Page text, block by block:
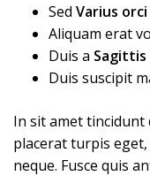
Sed Varius
Aliquam erat
Duis a Sagittis
Duis suscipit
In sit amet tincidunt
placerat turpis
neque. Fusce quis